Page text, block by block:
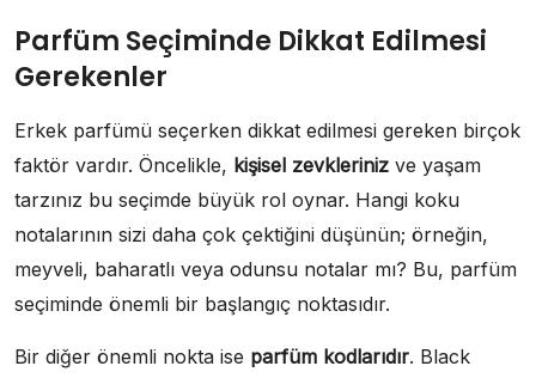
Parfüm Seçiminde Dikkat Edilmesi
Gerekenler
Erkek parfümü seçerken dikkat edilmesi gereken birçok
faktör vardır. Öncelikle, kişisel zevkleriniz ve yaşam
tarzınız bu seçimde büyük rol oynar. Hangi koku
notalarının sizi daha çok çektiğini düşünün; örneğin,
meyveli, baharatlı veya odunsu notalar mı? Bu, parfüm
seçiminde önemli bir başlangıç noktasıdır.
Bir diğer önemli nokta ise parfüm kodlarıdır. Black